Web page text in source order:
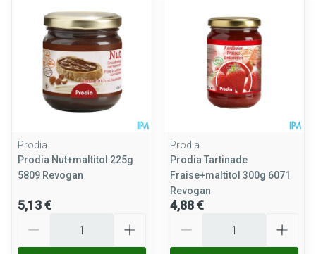
Prodia
Prodia Nut+maltitol 225g
5809 Revogan
5,13 €
Prodia
Prodia Tartinade
Fraise+maltitol 300g 6071
Revogan
4,88 €